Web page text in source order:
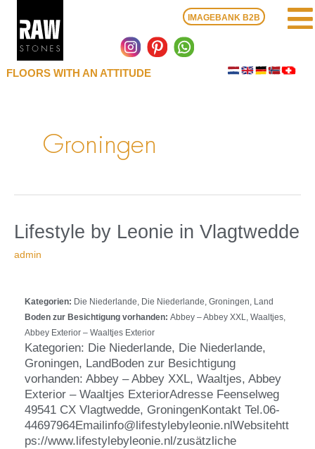
Inhalt
springen
IMAGEBANK B2B
FLOORS WITH AN ATTITUDE
Groningen
Lifestyle by Leonie in Vlagtwedde
admin
Kategorien: Die Niederlande, Die Niederlande, Groningen, Land
Boden zur Besichtigung vorhanden: Abbey – Abbey XXL, Waaltjes,
Abbey Exterior – Waaltjes Exterior
Kategorien: Die Niederlande, Die Niederlande,
Groningen, LandBoden zur Besichtigung
vorhanden: Abbey – Abbey XXL, Waaltjes, Abbey
Exterior – Waaltjes ExteriorAdresse Feenselweg
49541 CX Vlagtwedde, GroningenKontakt Tel.06-
44697964Emailinfo@lifestylebyleonie.nlWebsitehtt
ps://www.lifestylebyleonie.nl/zusätzliche
Lifestyle
by
Leonie
in
Vlagtwedde